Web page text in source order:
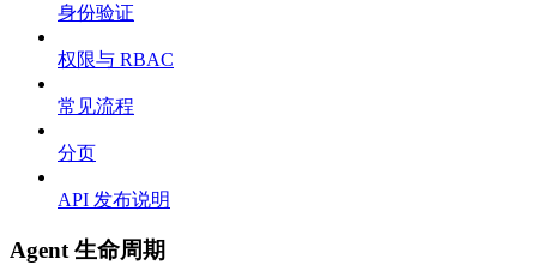
身份验证
权限与 RBAC
常见流程
分页
API 发布说明
Agent 生命周期